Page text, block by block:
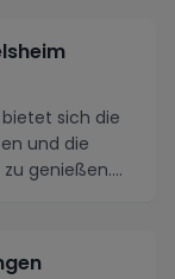
sich die
und die
genießen.